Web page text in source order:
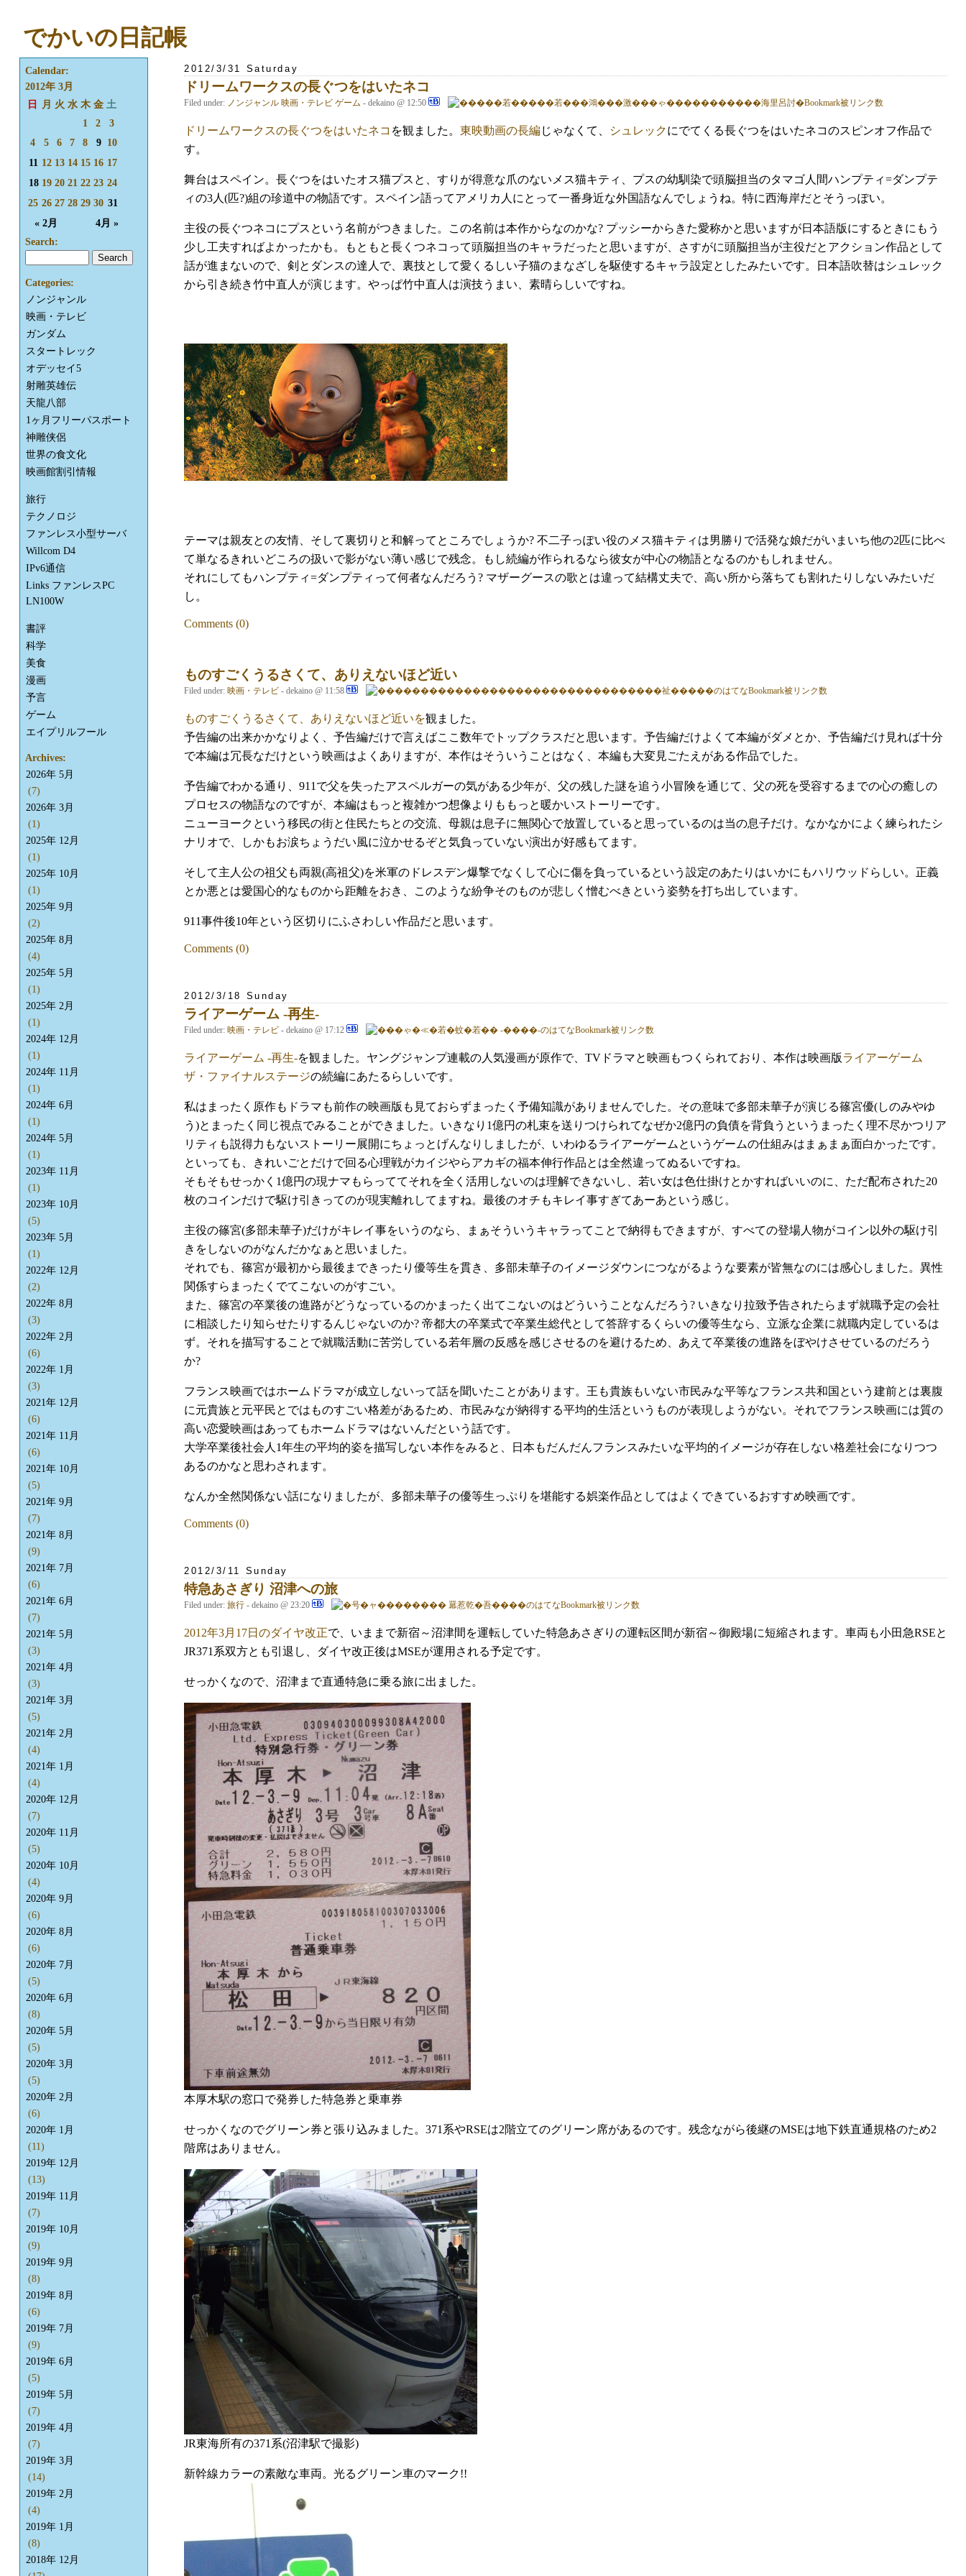
でかいの日記帳
2012/3/31 Saturday
ドリームワークスの長ぐつをはいたネコ
Filed under: ノンジャンル 映画・テレビ ゲーム - dekaino @ 12:50
ドリームワークスの長ぐつをはいたネコ を観ました。 東映動画の長編じゃなくて、 シュレックにでてくる長ぐつをはいたネコのスピンオフ作品で
す。
舞台はスペイン。長ぐつをはいたオス猫プスと、すりが得意な爪のないメス猫キティ、プスの幼馴染で頭脳担当のタマゴ人間ハンプティ=ダンプテ
ィの3人(匹?)組の珍道中の物語です。スペイン語ってアメリカ人にとって一番身近な外国語なんでしょうね。特に西海岸だとそうっぽい。
主役の長ぐつネコにプスという名前がつきました。この名前は本作からなのかな? プッシーからきた愛称かと思いますが日本語版にするときにもう
少し工夫すればよかったかも。もともと長くつネコって頭脳担当のキャラだったと思いますが、さすがに頭脳担当が主役だとアクション作品として
話が進まないので、剣とダンスの達人で、裏技として愛くるしい子猫のまなざしを駆使するキャラ設定としたみたいです。日本語吹替はシュレック
から引き続き竹中直人が演じます。やっぱ竹中直人は演技うまい、素晴らしいですね。
テーマは親友との友情、そして裏切りと和解ってところでしょうか? 不二子っぽい役のメス猫キティは男勝りで活発な娘だがいまいち他の2匹に比べ
て単なるきれいどころの扱いで影がない薄い感じで残念。もし続編が作られるなら彼女が中心の物語となるのかもしれません。
それにしてもハンプティ=ダンプティって何者なんだろう? マザーグースの歌とは違って結構丈夫で、高い所から落ちても割れたりしないみたいだ
し。
Comments (0)
ものすごくうるさくて、ありえないほど近い
Filed under: 映画・テレビ - dekaino @ 11:58
ものすごくうるさくて、ありえないほど近いを観ました。
予告編の出来かかなりよく、予告編だけで言えばここ数年でトップクラスだと思います。予告編だけよくて本編がダメとか、予告編だけ見れば十分
で本編は冗長なだけという映画はよくありますが、本作はそういうことはなく、本編も大変見ごたえがある作品でした。
予告編でわかる通り、911で父を失ったアスペルガーの気がある少年が、父の残した謎を追う小冒険を通じて、父の死を受容するまでの心の癒しの
プロセスの物語なのですが、本編はもっと複雑かつ想像よりももっと暖かいストーリーです。
ニューヨークという移民の街と住民たちとの交流、母親は息子に無関心で放置していると思っているのは当の息子だけ。なかなかによく練られたシ
ナリオで、しかもお涙ちょうだい風に泣かせるぞと気負っていない演出が好感もてます。
そして主人公の祖父も両親(高祖父)を米軍のドレスデン爆撃でなくして心に傷を負っているという設定のあたりはいかにもハリウッドらしい。正義
とか悪とは愛国心的なものから距離をおき、このような紛争そのものが悲しく憎むべきという姿勢を打ち出しています。
911事件後10年という区切りにふさわしい作品だと思います。
Comments (0)
2012/3/18 Sunday
ライアーゲーム -再生-
Filed under: 映画・テレビ - dekaino @ 17:12
ライアーゲーム -再生-を観ました。ヤングジャンプ連載の人気漫画が原作で、TVドラマと映画もつくられており、本作は映画版ライアーゲーム
ザ・ファイナルステージの続編にあたるらしいです。
私はまったく原作もドラマも前作の映画版も見ておらずまったく予備知識がありませんでした。その意味で多部未華子が演じる篠宮優(しのみやゆ
う)とまったく同じ視点でみることができました。いきなり1億円の札束を送りつけられてなぜか2億円の負債を背負うというまったく理不尽かつリア
リティも説得力もないストーリー展開にちょっとげんなりしましたが、いわゆるライアーゲームというゲームの仕組みはまぁまぁ面白かったです。
といっても、きれいごとだけで回る心理戦がカイジやらアカギの福本伸行作品とは全然違ってぬるいですね。
そもそもせっかく1億円の現ナマもらっててそれを全く活用しないのは理解できないし、若い女は色仕掛けとかすればいいのに、ただ配布された20
枚のコインだけで駆け引きってのが現実離れしてますね。最後のオチもキレイ事すぎてあーあという感じ。
主役の篠宮(多部未華子)だけがキレイ事をいうのなら、まぁそういうキャラってことで納得もできますが、すべての登場人物がコイン以外の駆け引
きをしないのがなんだかなぁと思いました。
それでも、篠宮が最初から最後まできったり優等生を貫き、多部未華子のイメージダウンにつながるような要素が皆無なのには感心しました。異性
関係すらまったくでてこないのがすごい。
また、篠宮の卒業後の進路がどうなっているのかまったく出てこないのはどういうことなんだろう? いきなり拉致予告されたらまず就職予定の会社
に相談したり知らせたりするんじゃないのか? 帝都大の卒業式で卒業生総代として答辞するくらいの優等生なら、立派な企業に就職内定しているは
ず。それを描写することで就職活動に苦労している若年層の反感を感じさせるのを避けるため、あえて卒業後の進路をぼやけさせているのだろう
か?
フランス映画ではホームドラマが成立しないって話を聞いたことがあります。王も貴族もいない市民みな平等なフランス共和国という建前とは裏腹
に元貴族と元平民とではものすごい格差があるため、市民みなが納得する平均的生活というものが表現しようがない。それでフランス映画には質の
高い恋愛映画はあってもホームドラマはないんだという話です。
大学卒業後社会人1年生の平均的姿を描写しない本作をみると、日本もだんだんフランスみたいな平均的イメージが存在しない格差社会になりつつ
あるのかなと思わされます。
なんか全然関係ない話になりましたが、多部未華子の優等生っぷりを堪能する娯楽作品としてはよくできているおすすめ映画です。
Comments (0)
2012/3/11 Sunday
特急あさぎり 沼津への旅
Filed under: 旅行 - dekaino @ 23:20
2012年3月17日のダイヤ改正で、いままで新宿～沼津間を運転していた特急あさぎりの運転区間が新宿～御殿場に短縮されます。車両も小田急RSEと
JR371系双方とも引退し、ダイヤ改正後はMSEが運用される予定です。
せっかくなので、沼津まで直通特急に乗る旅に出ました。
本厚木駅の窓口で発券した特急券と乗車券
せっかくなのでグリーン券と張り込みました。371系やRSEは2階立てのグリーン席があるのです。残念ながら後継のMSEは地下鉄直通規格のため2
階席はありません。
JR東海所有の371系(沼津駅で撮影)
新幹線カラーの素敵な車両。光るグリーン車のマーク!!
Calendar:
2012年 3月
日
月 火 水 木 金 土
« 2月 4月 »
1 2
3
4
5 6 7 8 9 10
11 12 13 14 15 16 17
18 19 20 21 22 23 24
25 26 27 28 29 30 31
Search:
Categories:
ノンジャンル
映画・テレビ
ガンダム
スタートレック
オデッセイ5
射雕英雄伝
天龍八部
1ヶ月フリーパスポート
神雕侠侶
世界の食文化
映画館割引情報
旅行
テクノロジ
ファンレス小型サーバ
Willcom D4
IPv6通信
Links ファンレスPC
LN100W
書評
科学
美食
漫画
予言
ゲーム
エイプリルフール
Archives:
2026年 5月
(7)
2026年 3月
(1)
2025年 12月
(1)
2025年 10月
(1)
2025年 9月
(2)
2025年 8月
(4)
2025年 5月
(1)
2025年 2月
(1)
2024年 12月
(1)
2024年 11月
(1)
2024年 6月
(1)
2024年 5月
(1)
2023年 11月
(1)
2023年 10月
(5)
2023年 5月
(1)
2022年 12月
(2)
2022年 8月
(3)
2022年 2月
(6)
2022年 1月
(3)
2021年 12月
(6)
2021年 11月
(6)
2021年 10月
(5)
2021年 9月
(7)
2021年 8月
(9)
2021年 7月
(6)
2021年 6月
(7)
2021年 5月
(3)
2021年 4月
(3)
2021年 3月
(5)
2021年 2月
(4)
2021年 1月
(4)
2020年 12月
(7)
2020年 11月
(5)
2020年 10月
(4)
2020年 9月
(6)
2020年 8月
(6)
2020年 7月
(5)
2020年 6月
(8)
2020年 5月
(5)
2020年 3月
(5)
2020年 2月
(6)
2020年 1月
(11)
2019年 12月
(13)
2019年 11月
(7)
2019年 10月
(9)
2019年 9月
(8)
2019年 8月
(6)
2019年 7月
(9)
2019年 6月
(5)
2019年 5月
(7)
2019年 4月
(7)
2019年 3月
(14)
2019年 2月
(4)
2019年 1月
(8)
2018年 12月